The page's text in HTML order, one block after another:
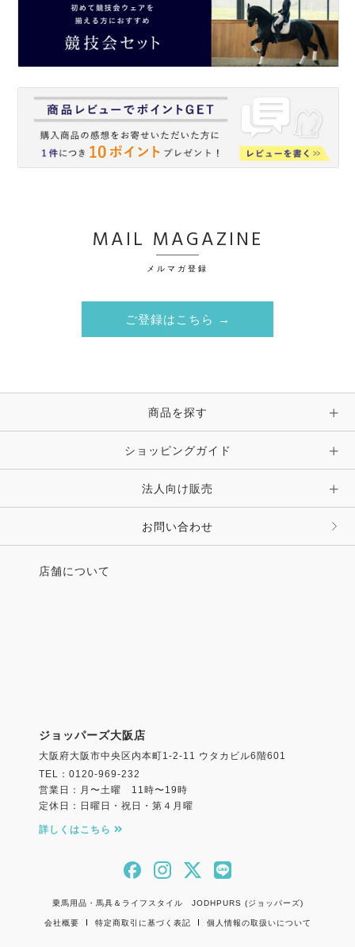
MAIL MAGAZINE
メルマガ登録
ご登録はこちら →
商品を探す
ショッピングガイド
法人向け販売
お問い合わせ
店舗について
ジョッパーズ大阪店
大阪府大阪市中央区内本町1-2-11 ウタカビル6階601
TEL：0120-969-232
営業日：月〜土曜 11時〜19時
定休日：日曜日・祝日・第４月曜
詳しくはこちら
乗馬用品・馬具＆ライフスタイル JODHPURS (ジョッパーズ)
会社概要 特定商取引に基づく表記 個人情報の取扱いについて